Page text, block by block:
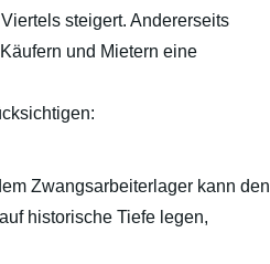
steigert. Andererseits
und Mietern eine
Zwangsarbeiterlager kann den
historische Tiefe legen,